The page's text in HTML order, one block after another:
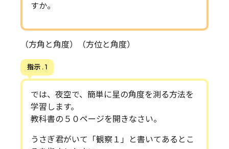
すか。
（方角と角度）（方位と角度）
指示 . 1
では、夜空で、簡単に星の角度を測る方法を
学習します。
教科書の５０ページを開きなさい。
うさぎ君がいて「観察１」と書いてあるとこ